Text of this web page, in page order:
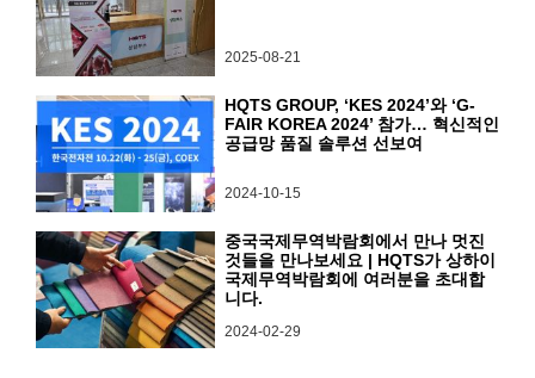
2025-08-21
HQTS GROUP, ‘KES 2024’와 ‘G-
FAIR KOREA 2024’ 참가… 혁신적인
공급망 품질 솔루션 선보여
2024-10-15
중국국제무역박람회에서 만나 멋진
것들을 만나보세요 | HQTS가 상하이
국제무역박람회에 여러분을 초대합
니다.
2024-02-29